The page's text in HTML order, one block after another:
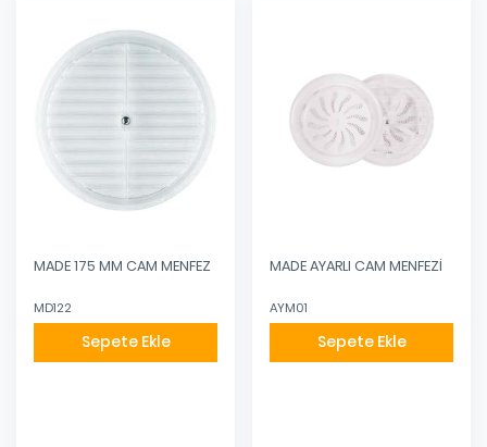
MADE 175 MM CAM MENFEZ
MD122
Sepete Ekle
MADE AYARLI CAM MENFEZİ
AYM01
Sepete Ekle